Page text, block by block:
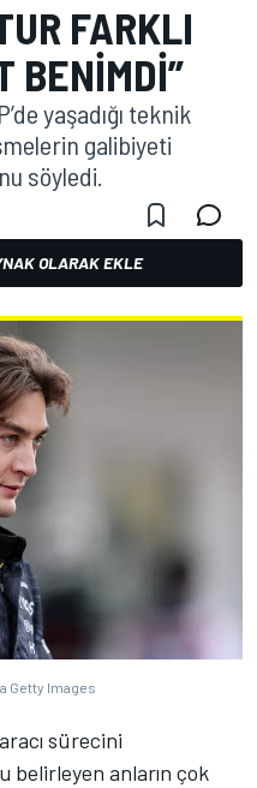
FARKLI
BENIMDI”
yaşadığı teknik
galibiyeti
söyledi.
OLARAK EKLE
Getty Images
aracı sürecini
belirleyen anların çok